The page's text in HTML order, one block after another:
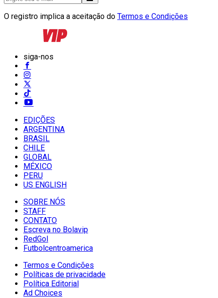
O registro implica a aceitação do Termos e Condições
siga-nos
EDIÇÕES
ARGENTINA
BRASIL
CHILE
GLOBAL
MÉXICO
PERU
US ENGLISH
SOBRE NÓS
STAFF
CONTATO
Escreva no Bolavip
RedGol
Futbolcentroamerica
Termos e Condições
Políticas de privacidade
Política Editorial
Ad Choices